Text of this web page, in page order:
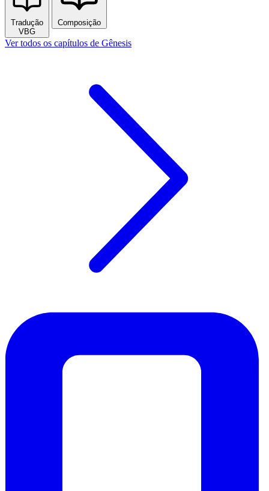
Tradução
VBG
Composição
Ver todos os capítulos de Gênesis